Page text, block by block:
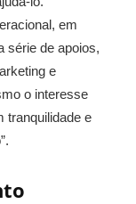
em
série de apoios,
e
o interesse
tranquilidade e